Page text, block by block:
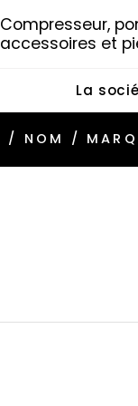
Compresseur,
accessoires et
La